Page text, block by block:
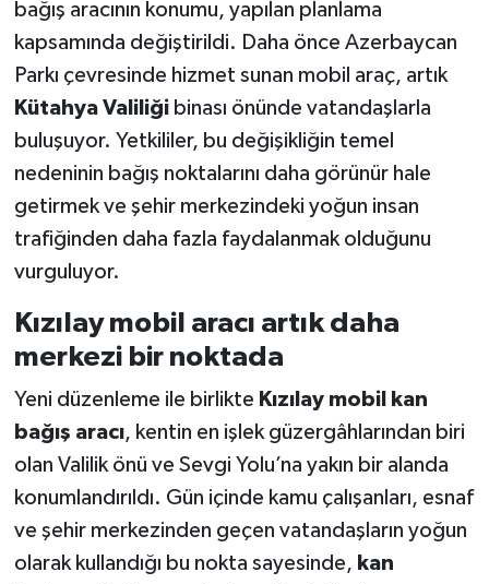
bağış aracının konumu, yapılan planlama
kapsamında değiştirildi. Daha önce Azerbaycan
Parkı çevresinde hizmet sunan mobil araç, artık
Kütahya Valiliğibinası önünde vatandaşlarla
buluşuyor. Yetkililer, bu değişikliğin temel
nedeninin bağış noktalarını daha görünür hale
getirmek ve şehir merkezindeki yoğun insan
trafiğinden daha fazla faydalanmak olduğunu
vurguluyor.
Kızılay mobil aracı artık daha
merkezi bir noktada
Yeni düzenleme ile birlikte Kızılay mobil kan
bağış aracı, kentin en işlek güzergâhlarından biri
olan Valilik önü ve Sevgi Yolu’na yakın bir alanda
konumlandırıldı. Gün içinde kamu çalışanları, esnaf
ve şehir merkezinden geçen vatandaşların yoğun
olarak kullandığı bu nokta sayesinde, kan
Vasıta
Vefat Haberleri